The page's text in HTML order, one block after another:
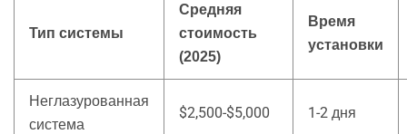
Тип системы
Средняя
стоимость
(2025)
Время
установки
Неглазурованная
система
$2,500-$5,000 1-2 дня